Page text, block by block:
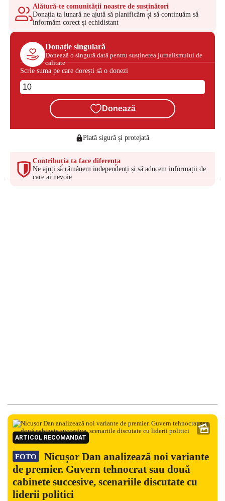
Alătură-te comunității noastre de susținători
Donația ta lunară ne ajută să planificăm și să continuăm să
informăm corect și echidistant
Donație singulară
Donează o singură dată pentru susținerea jurnalismului de
calitate
Scrie suma pe care dorești să o donezi
Donează
Plată sigură și protejată
Contribuția ta face diferența
Ne ajuți să rămânem independenți și să aducem informații de
care ai nevoie
ARTICOL RECOMANDAT
FOTO
Nicușor Dan analizează noi variante
de premier. Guvern tehnocrat sau două
cabinete succesive, scenariile discutate cu
liderii politici